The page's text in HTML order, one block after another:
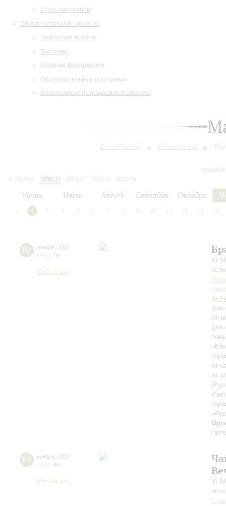
Стать партнером
Просветительские проекты
Творческие встречи
Выставки
Издания филармонии
Образовательные программы
Инклюзивные и специальные проекты
Все события Большой зал
2019/20
2020/21 2021/22 2022/23
2023/24
Июнь Июль Август Сентябрь Октябрь
1 2 3 4 5 6 7 8 9 10 12 13 14
02 ноября 2020
19:00 Пн
Малый зал
XI
ля
для
из
из
03 ноября 2020
19:00 Вт
Малый зал
XI